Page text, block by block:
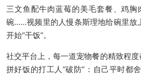
三文鱼配牛肉蓝莓的美毛套餐、鸡
碗……视频里的人慢条斯理地给碗里放
开始“干饭”。
社交平台上，每一道宠物餐的精致程
拼好饭的打工人“破防”：自己平时都